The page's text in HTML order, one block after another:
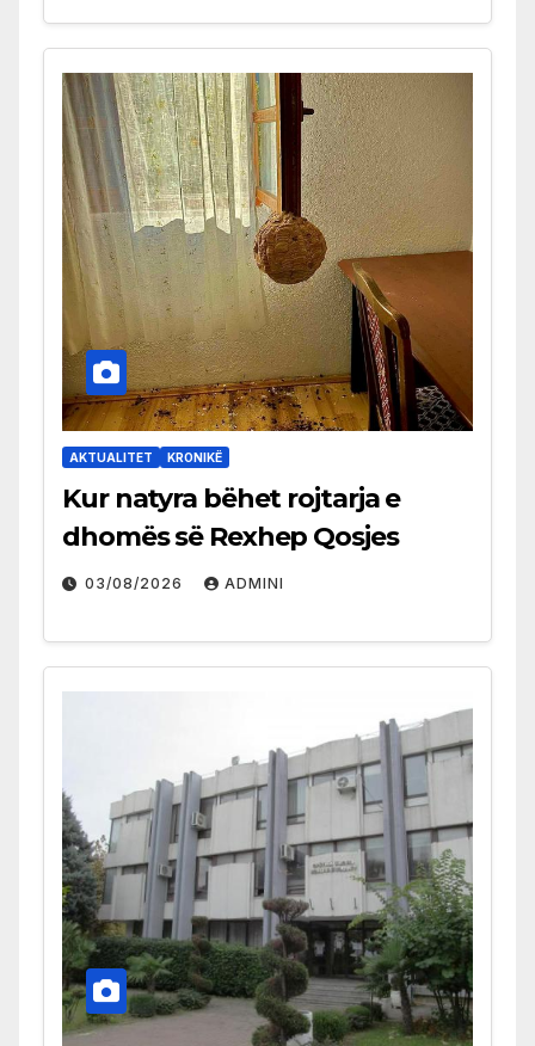
AKTUALITET KRONIKË
Kur natyra bëhet rojtarja e
dhomës së Rexhep Qosjes
03/08/2026 ADMINI